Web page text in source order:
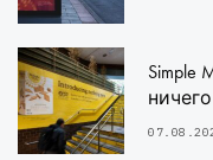
Simple
ничего